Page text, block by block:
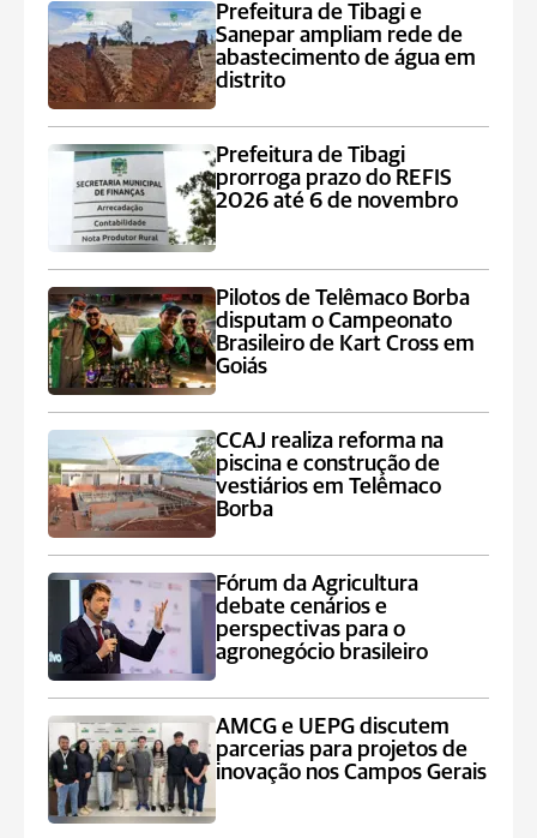
Prefeitura de Tibagi e
Sanepar ampliam rede de
abastecimento de água em
distrito
Prefeitura de Tibagi
prorroga prazo do REFIS
2026 até 6 de novembro
Pilotos de Telêmaco Borba
disputam o Campeonato
Brasileiro de Kart Cross em
Goiás
CCAJ realiza reforma na
piscina e construção de
vestiários em Telêmaco
Borba
Fórum da Agricultura
debate cenários e
perspectivas para o
agronegócio brasileiro
AMCG e UEPG discutem
parcerias para projetos de
inovação nos Campos Gerais